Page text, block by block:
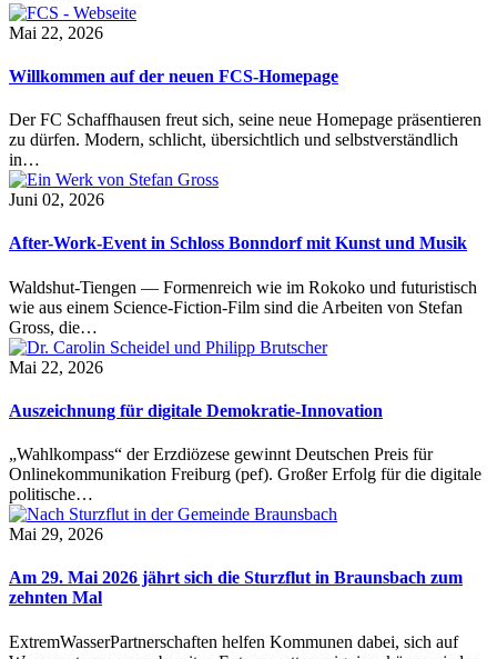
Mai 22, 2026
Willkommen auf der neuen FCS-Homepage
Der FC Schaffhausen freut sich, seine neue Homepage präsentieren
zu dürfen. Modern, schlicht, übersichtlich und selbstverständlich
in…
Juni 02, 2026
After-Work-Event in Schloss Bonndorf mit Kunst und Musik
Waldshut-Tiengen — Formenreich wie im Rokoko und futuristisch
wie aus einem Science-Fiction-Film sind die Arbeiten von Stefan
Gross, die…
Mai 22, 2026
Auszeichnung für digitale Demokratie-Innovation
„Wahlkompass“ der Erzdiözese gewinnt Deutschen Preis für
Onlinekommunikation Freiburg (pef). Großer Erfolg für die digitale
politische…
Mai 29, 2026
Am 29. Mai 2026 jährt sich die Sturzflut in Braunsbach zum
zehnten Mal
ExtremWasserPartnerschaften helfen Kommunen dabei, sich auf